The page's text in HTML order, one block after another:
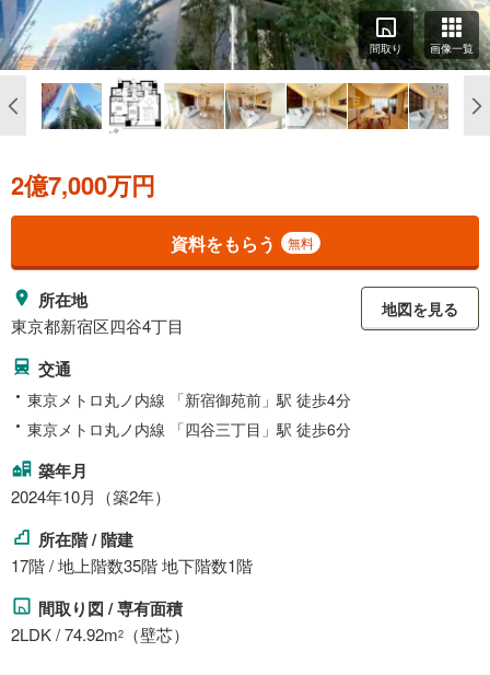
間取り 画像一覧
2億7,000万円
資料をもらう 無料
所在地
東京都新宿区四谷4丁目
地図を見る
交通
東京メトロ丸ノ内線 「新宿御苑前」駅 徒歩4分
東京メトロ丸ノ内線 「四谷三丁目」駅 徒歩6分
築年月
2024年10月（築2年）
所在階 / 階建
17階 / 地上階数35階 地下階数1階
間取り図 / 専有面積
2LDK / 74.92m2 （壁芯）